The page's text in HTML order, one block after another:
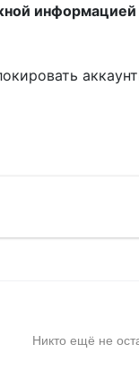
информацией
Никто ещё не